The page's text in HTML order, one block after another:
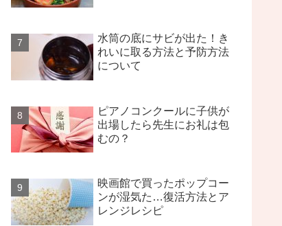
水筒の底にサビが出た！き
れいに取る方法と予防方法
について
ピアノコンクールに子供が
出場したら先生にお礼は包
むの？
映画館で買ったポップコー
ンが湿気た…復活方法とア
レンジレシピ